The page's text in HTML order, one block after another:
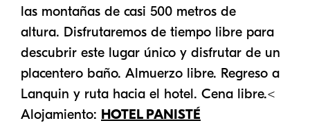
las montañas de casi 500 metros de
altura. Disfrutaremos de tiempo libre para
descubrir este lugar único y disfrutar de un
placentero baño. Almuerzo libre. Regreso a
Lanquin y ruta hacia el hotel. Cena libre.<
Alojamiento: HOTEL PANISTÉ